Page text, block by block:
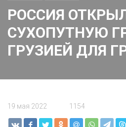
РОССИЯ
СУХОПУТНУЮ
ГРУЗИЕЙ ДЛЯ
19 мая 2022 1154